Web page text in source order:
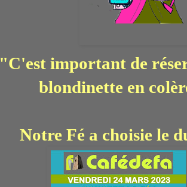
"C'est important de
blondinette en
Notre Fé a choisie le